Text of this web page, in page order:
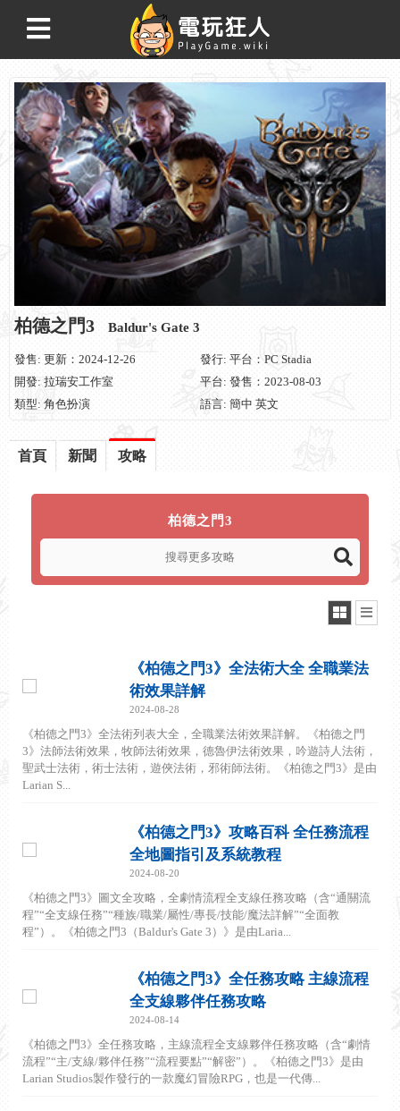
柏德之門3 Baldur's Gate 3
發售: 更新：2024-12-26
發行: 平台：PC Stadia
開發: 拉瑞安工作室
平台: 發售：2023-08-03
類型: 角色扮演
語言: 簡中 英文
首頁 新聞 攻略
柏德之門3
《柏德之門3》全法術大全 全職業法
術效果詳解
2024-08-28
《柏德之門3》全法術列表大全，全職業法術效果詳解。《柏德之門
3》法師法術效果，牧師法術效果，德魯伊法術效果，吟遊詩人法術，
聖武士法術，術士法術，遊俠法術，邪術師法術。《柏德之門3》是由
Larian S...
《柏德之門3》攻略百科 全任務流程
全地圖指引及系統教程
2024-08-20
《柏德之門3》圖文全攻略，全劇情流程全支線任務攻略（含“通關流
程”“全支線任務”“種族/職業/屬性/專長/技能/魔法詳解”“全面教
程”）。《柏德之門3（Baldur's Gate 3）》是由Laria...
《柏德之門3》全任務攻略 主線流程
全支線夥伴任務攻略
2024-08-14
《柏德之門3》全任務攻略，主線流程全支線夥伴任務攻略（含“劇情
流程”“主/支線/夥伴任務”“流程要點”“解密”）。《柏德之門3》是由
Larian Studios製作發行的一款魔幻冒險RPG，也是一代傳...